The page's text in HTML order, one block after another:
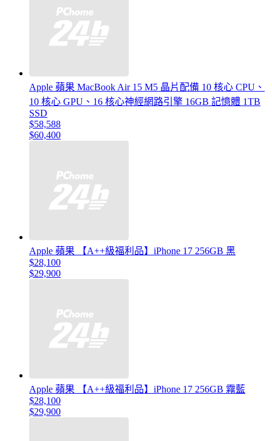
Apple 蘋果 MacBook Air 15 M5 晶片配備 10 核心 CPU、
10 核心 GPU、16 核心神經網路引擎 16GB 記憶體 1TB
SSD
$58,588
$60,400
Apple 蘋果 【A++級福利品】iPhone 17 256GB 黑
$28,100
$29,900
Apple 蘋果 【A++級福利品】iPhone 17 256GB 霧藍
$28,100
$29,900